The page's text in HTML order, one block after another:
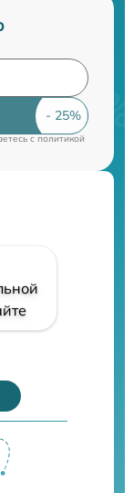
cполитикой